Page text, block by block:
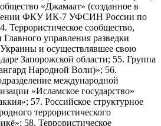
«Джамаат» (созданное в
ФКУ ИК-7 УФСИН России по
Террористическое сообщество,
управления разведки
и осуществлявшее свою
Запорожской области; 55. Группа
Народной Воли)»; 56.
международной
«Исламское государство»
57. Российское структурное
террористического
58. Террористическое